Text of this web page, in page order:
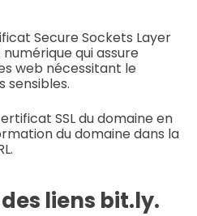
Secure Sockets Layer
qui assure
web nécessitant le
sensibles.
SSL du domaine en
du domaine dans la
liens bit.ly.